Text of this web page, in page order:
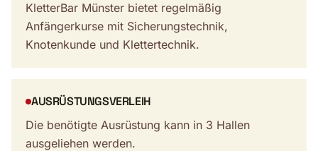
KletterBar Münster bietet regelmäßig
Anfängerkurse mit Sicherungstechnik,
Knotenkunde und Klettertechnik.
AUSRÜSTUNGSVERLEIH
Die benötigte Ausrüstung kann in 3 Hallen
ausgeliehen werden.